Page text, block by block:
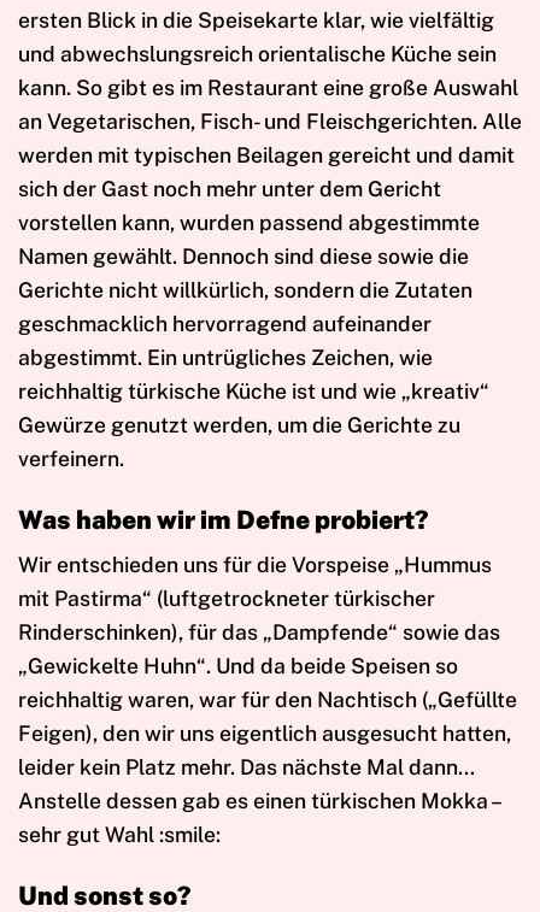
ersten Blick in die Speisekarte klar, wie vielfältig
und abwechslungsreich orientalische Küche sein
kann. So gibt es im Restaurant eine große Auswahl
an Vegetarischen, Fisch- und Fleischgerichten. Alle
werden mit typischen Beilagen gereicht und damit
sich der Gast noch mehr unter dem Gericht
vorstellen kann, wurden passend abgestimmte
Namen gewählt. Dennoch sind diese sowie die
Gerichte nicht willkürlich, sondern die Zutaten
geschmacklich hervorragend aufeinander
abgestimmt. Ein untrügliches Zeichen, wie
reichhaltig türkische Küche ist und wie „kreativ“
Gewürze genutzt werden, um die Gerichte zu
verfeinern.
Was haben wir im Defne probiert?
Wir entschieden uns für die Vorspeise „Hummus
mit Pastirma“ (luftgetrockneter türkischer
Rinderschinken), für das „Dampfende“ sowie das
„Gewickelte Huhn“. Und da beide Speisen so
reichhaltig waren, war für den Nachtisch („Gefüllte
Feigen), den wir uns eigentlich ausgesucht hatten,
leider kein Platz mehr. Das nächste Mal dann…
Anstelle dessen gab es einen türkischen Mokka –
sehr gut Wahl :smile:
Und sonst so?